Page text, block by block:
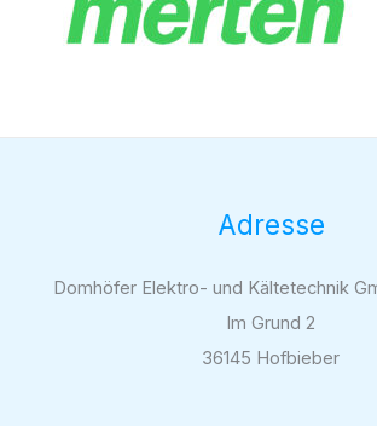
Adresse
Domhöfer Elektro- und Kältetechnik
Im Grund 2
36145 Hofbieber